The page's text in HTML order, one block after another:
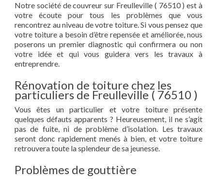
Notre société de couvreur sur Freulleville ( 76510 ) est à
votre écoute pour tous les problèmes que vous
rencontrez au niveau de votre toiture. Si vous pensez que
votre toiture a besoin d’être repensée et améliorée, nous
poserons un premier diagnostic qui confirmera ou non
votre idée et qui vous guidera vers les travaux à
entreprendre.
Rénovation de toiture chez les
particuliers de Freulleville ( 76510 )
Vous êtes un particulier et votre toiture présente
quelques défauts apparents ? Heureusement, il ne s’agit
pas de fuite, ni de problème d’isolation. Les travaux
seront donc rapidement menés à bien, et votre toiture
retrouvera toute la splendeur de sa jeunesse.
Problèmes de gouttière